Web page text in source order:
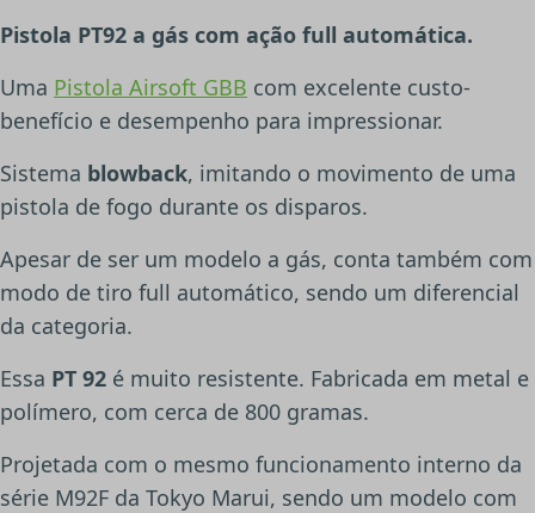
Pistola PT92 a gás com ação full automática.
Uma Pistola Airsoft GBB com excelente custo-
benefício e desempenho para impressionar.
Sistema blowback, imitando o movimento de uma
pistola de fogo durante os disparos.
Apesar de ser um modelo a gás, conta também com
modo de tiro full automático, sendo um diferencial
da categoria.
Essa PT 92 é muito resistente. Fabricada em metal e
polímero, com cerca de 800 gramas.
Projetada com o mesmo funcionamento interno da
série M92F da Tokyo Marui, sendo um modelo com